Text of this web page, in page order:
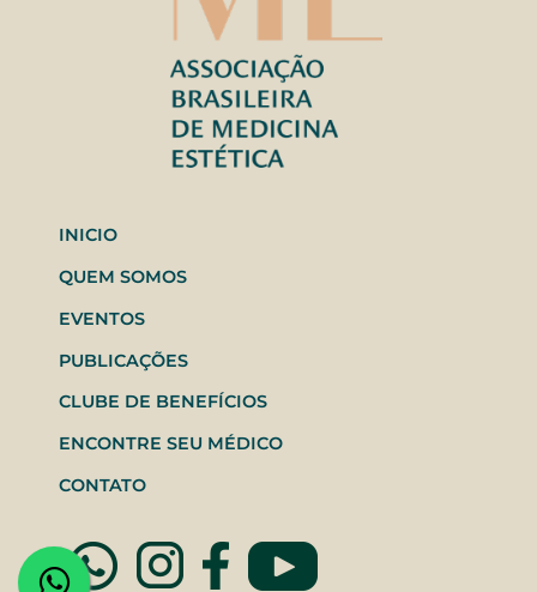
INICIO
QUEM SOMOS
EVENTOS
PUBLICAÇÕES
CLUBE DE BENEFÍCIOS
ENCONTRE SEU MÉDICO
CONTATO